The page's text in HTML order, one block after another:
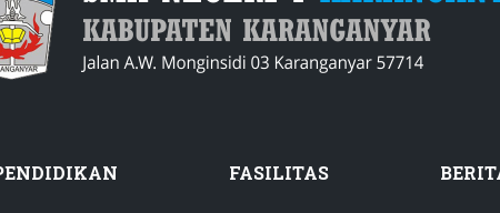
FASILITAS